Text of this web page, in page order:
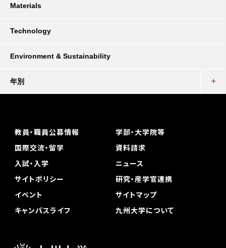
Materials
Technology
Environment & Sustainability
年別
教員・職員公募情報
学部・大学院等
国際交流・留学
資料請求
入試・入学
ニュース
サイトポリシー
研究・産学官連携
イベント
サイトマップ
キャンパスライフ
九州大学について